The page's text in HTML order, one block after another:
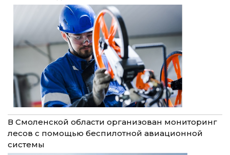
В Смоленской области организован мониторинг
лесов с помощью беспилотной авиационной
системы